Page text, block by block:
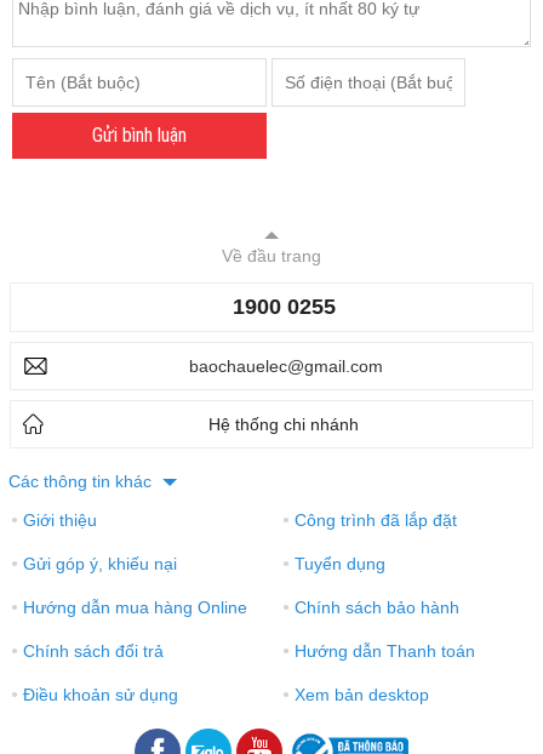
Gửi bình luận
Về đầu trang
1900 0255
baochauelec@gmail.com
Hệ thống chi nhánh
Các thông tin khác
● Giới thiệu ● Công trình đã lắp đặt
● Gửi góp ý, khiếu nại ● Tuyển dụng
● Hướng dẫn mua hàng Online ● Chính sách bảo hành
● Chính sách đổi trả ● Hướng dẫn Thanh toán
● Điều khoản sử dụng ● Xem bản desktop